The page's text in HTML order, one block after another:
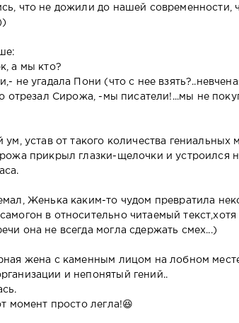
что не дожили до нашей современности,
а мы кто?
не угадала Пони (что с нее
отрезал Сирожа, -мы писатели!...мы не
ум, устав от такого количества
прикрыл глазки-щелочки и устроился
Женька каким-то чудом превратила
в относительно читаемый
она не всегда могла сдержать смех...)
жена с каменным лицом на лобном
и непонятый гений..
момент просто легла!😆